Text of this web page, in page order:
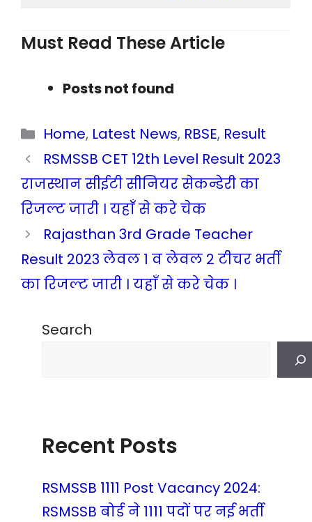
Must Read These Article
Posts not found
Categories
Home, Latest News, RBSE, Result
RSMSSB CET 12th Level Result 2023
राजस्थान सीईटी सीनियर सेकन्डेरी का
रिजल्ट जारी । यहाँ से करे चेक
Rajasthan 3rd Grade Teacher
Result 2023 लेवल 1 व लेवल 2 टीचर भर्ती
का रिजल्ट जारी । यहाँ से करे चेक ।
Search
Recent Posts
RSMSSB 1111 Post Vacancy 2024:
RSMSSB बोर्ड ने 1111 पदों पर नई भर्ती